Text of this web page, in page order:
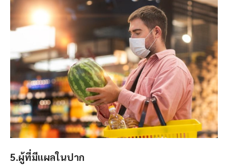
5.ผู้ที่มีแผลในปาก